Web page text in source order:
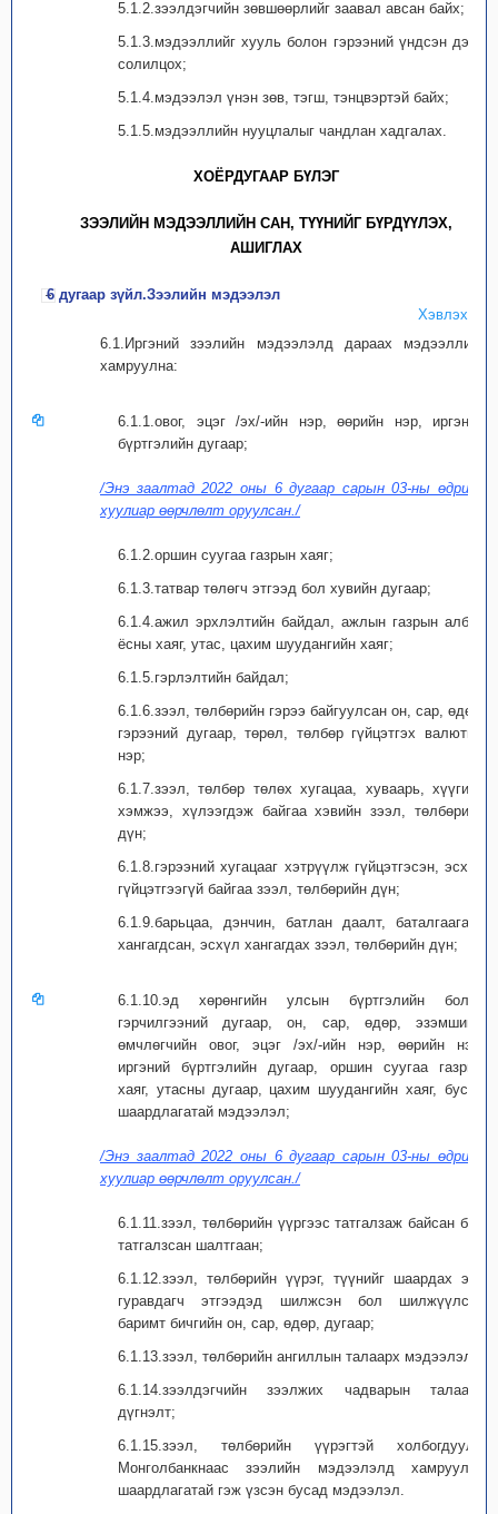
5.1.2.зээлдэгчийн зөвшөөрлийг заавал авсан байх;
5.1.3.мэдээллийг хууль болон гэрээний үндсэн дээр
солилцох;
5.1.4.мэдээлэл үнэн зөв, тэгш, тэнцвэртэй байх;
5.1.5.мэдээллийн нууцлалыг чандлан хадгалах.
ХОЁРДУГААР БҮЛЭГ
ЗЭЭЛИЙН МЭДЭЭЛЛИЙН САН, ТҮҮНИЙГ БҮРДҮҮЛЭХ,
АШИГЛАХ
6 дугаар зүйл.Зээлийн мэдээлэл
Хэвлэх
6.1.Иргэний зээлийн мэдээлэлд дараах мэдээллийг
хамруулна:
6.1.1.овог, эцэг /эх/-ийн нэр, өөрийн нэр, иргэний
бүртгэлийн дугаар;
/Энэ заалтад 2022 оны 6 дугаар сарын 03-ны өдрийн
хуулиар өөрчлөлт оруулсан./
6.1.2.оршин суугаа газрын хаяг;
6.1.3.татвар төлөгч этгээд бол хувийн дугаар;
6.1.4.ажил эрхлэлтийн байдал, ажлын газрын албан
ёсны хаяг, утас, цахим шуудангийн хаяг;
6.1.5.гэрлэлтийн байдал;
6.1.6.зээл, төлбөрийн гэрээ байгуулсан он, сар, өдөр,
гэрээний дугаар, төрөл, төлбөр гүйцэтгэх валютын
нэр;
6.1.7.зээл, төлбөр төлөх хугацаа, хуваарь, хүүгийн
хэмжээ, хүлээгдэж байгаа хэвийн зээл, төлбөрийн
дүн;
6.1.8.гэрээний хугацааг хэтрүүлж гүйцэтгэсэн, эсхүл
гүйцэтгээгүй байгаа зээл, төлбөрийн дүн;
6.1.9.барьцаа, дэнчин, батлан даалт, баталгаагаар
хангагдсан, эсхүл хангагдах зээл, төлбөрийн дүн;
6.1.10.эд хөрөнгийн улсын бүртгэлийн болон
гэрчилгээний дугаар, он, сар, өдөр, эзэмшигч,
өмчлөгчийн овог, эцэг /эх/-ийн нэр, өөрийн нэр,
иргэний бүртгэлийн дугаар, оршин суугаа газрын
хаяг, утасны дугаар, цахим шуудангийн хаяг, бусад
шаардлагатай мэдээлэл;
/Энэ заалтад 2022 оны 6 дугаар сарын 03-ны өдрийн
хуулиар өөрчлөлт оруулсан./
6.1.11.зээл, төлбөрийн үүргээс татгалзаж байсан бол
татгалзсан шалтгаан;
6.1.12.зээл, төлбөрийн үүрэг, түүнийг шаардах эрх
гуравдагч этгээдэд шилжсэн бол шилжүүлсэн
баримт бичгийн он, сар, өдөр, дугаар;
6.1.13.зээл, төлбөрийн ангиллын талаарх мэдээлэл;
6.1.14.зээлдэгчийн зээлжих чадварын талаарх
дүгнэлт;
6.1.15.зээл, төлбөрийн үүрэгтэй холбогдуулж
Монголбанкнаас зээлийн мэдээлэлд хамруулах
шаардлагатай гэж үзсэн бусад мэдээлэл.